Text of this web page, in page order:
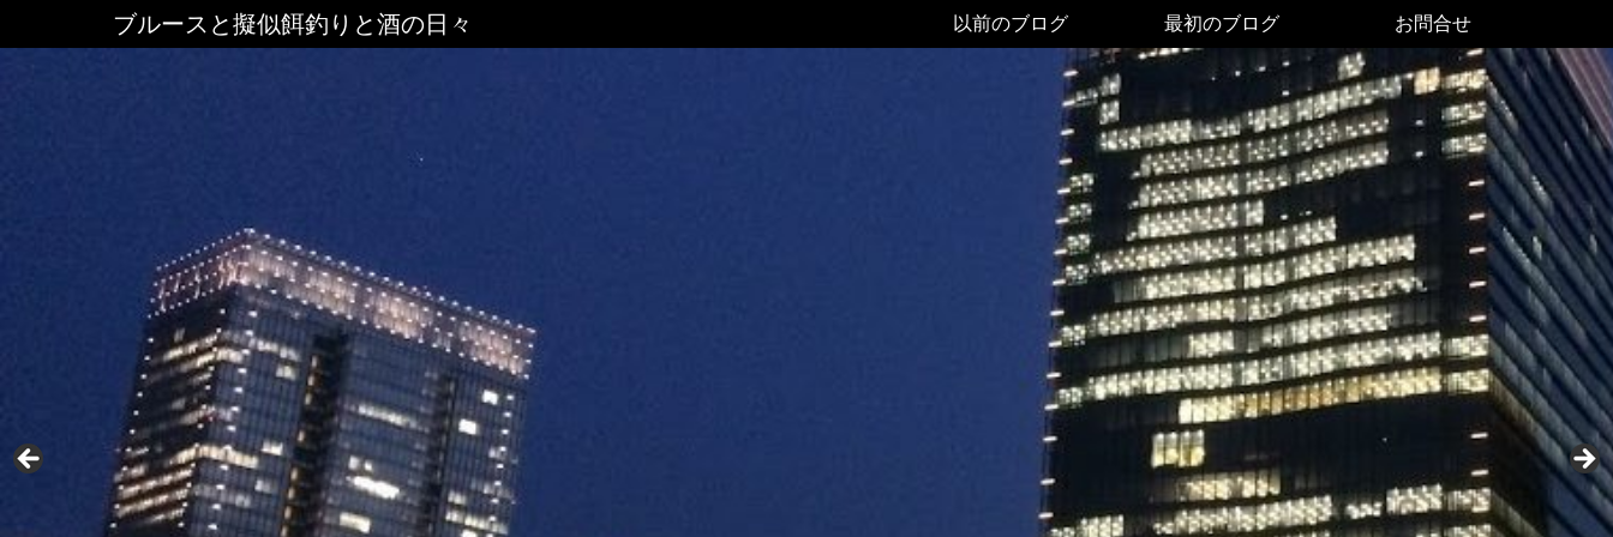
ブルースと擬似餌釣りと酒の日々 以前のブログ 最初のブログ お問合せ